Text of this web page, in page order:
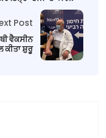
Post
ਵੈਕਸੀਨ
ਕੀਤਾ ਸ਼ੁਰੂ